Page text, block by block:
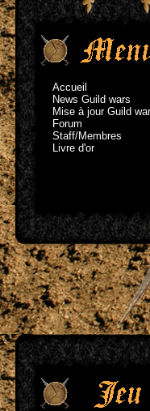
Accueil
News Guild wars
Mise à jour Guild
Forum
Staff/Membres
Livre d'or